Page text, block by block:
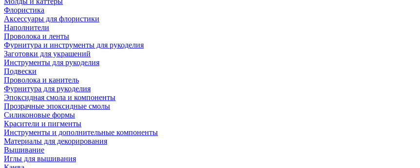
Флористика
Аксессуары для флористики
Наполнители
Проволока и ленты
Фурнитура и инструменты для рукоделия
Заготовки для украшений
Инструменты для рукоделия
Подвески
Проволока и канитель
Фурнитура для рукоделия
Эпоксидная смола и компоненты
Прозрачные эпоксидные смолы
Силиконовые формы
Красители и пигменты
Инструменты и дополнительные компоненты
Материалы для декорирования
Вышивание
Иглы для вышивания